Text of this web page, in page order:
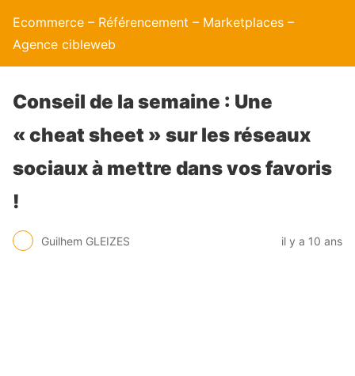
Ecommerce – Référencement – Marketplaces –
Agence cibleweb
Conseil de la semaine : Une
« cheat sheet » sur les réseaux
sociaux à mettre dans vos favoris
!
Guilhem GLEIZES il y a 10 ans